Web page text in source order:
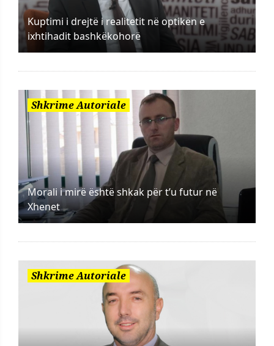
Kuptimi i drejtë i realitetit në optikën e
ixhtihadit bashkëkohorë
Shkrime Autoriale
Morali i mirë është shkak për t’u futur në
Xhenet
Shkrime Autoriale